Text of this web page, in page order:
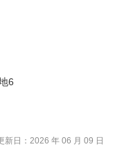
6
新日：2026 年 06 月 09 日